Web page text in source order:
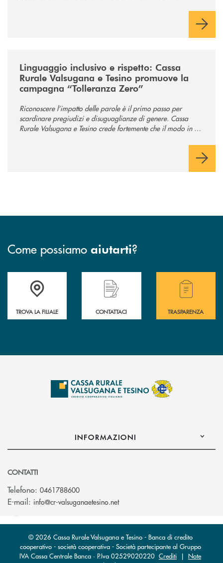
Linguaggio inclusivo e rispetto: Cassa
Rurale Valsugana e Tesino promuove la
campagna “Tolleranza Zero”
Riconoscere l’impatto delle parole è il primo passo per
scardinare pregiudizi e disuguaglianze di genere. Cassa
Rurale Valsugana e Tesino crede fortemente che il modo in cui
Come possiamo aiutarti?
Accedi all' elenco completo delle filiali .
TROVA LA FILIALE
Hai bisogno di assistenza immediata?
CONTATTACI
Hai bisogno di
TRASPARENZA
INFORMAZIONI
CONTATTI
Telefono: 0461788600
E-mail: info@cr-valsuganaetesino.net(si apre l’app di posta
© 2026 Cassa Rurale Valsugana e Tesino - Banca di credito
cooperativo - società cooperativa - Società partecipante al Gruppo
IVA Cassa Centrale Banca · P.Iva 02529020220 Crediti | Note